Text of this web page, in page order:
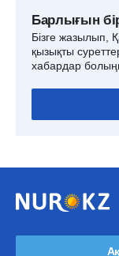
Барлығын
Бізге жазылып,
қызықты
хабардар